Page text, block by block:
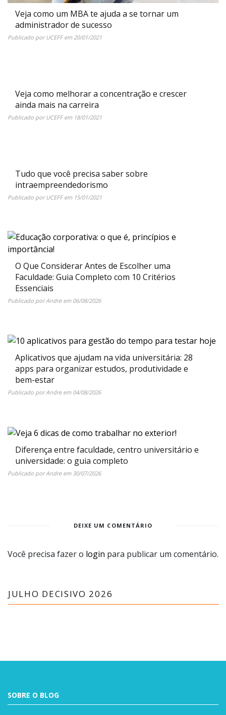
Veja como um MBA te ajuda a se tornar um
administrador de sucesso
Publicado porUCEFFem 20/01/2021
Veja como melhorar a concentração e crescer
ainda mais na carreira
Publicado porUCEFFem 18/01/2021
Tudo que você precisa saber sobre
intraempreendedorismo
Publicado porUCEFFem 15/01/2021
O Que Considerar Antes de Escolher uma
Faculdade: Guia Completo com 10 Critérios
Essenciais
Publicado porAndreem 06/08/2026
Aplicativos que ajudam na vida universitária: 28
apps para organizar estudos, produtividade e
bem-estar
Publicado porAndreem 04/08/2026
Diferença entre faculdade, centro universitário e
universidade: o guia completo
Publicado porAndreem30/07/2026
DEIXE UM COMENTÁRIO
Você precisa fazer o login para publicar um comentário.
JULHO DECISIVO 2026
SOBRE O BLOG